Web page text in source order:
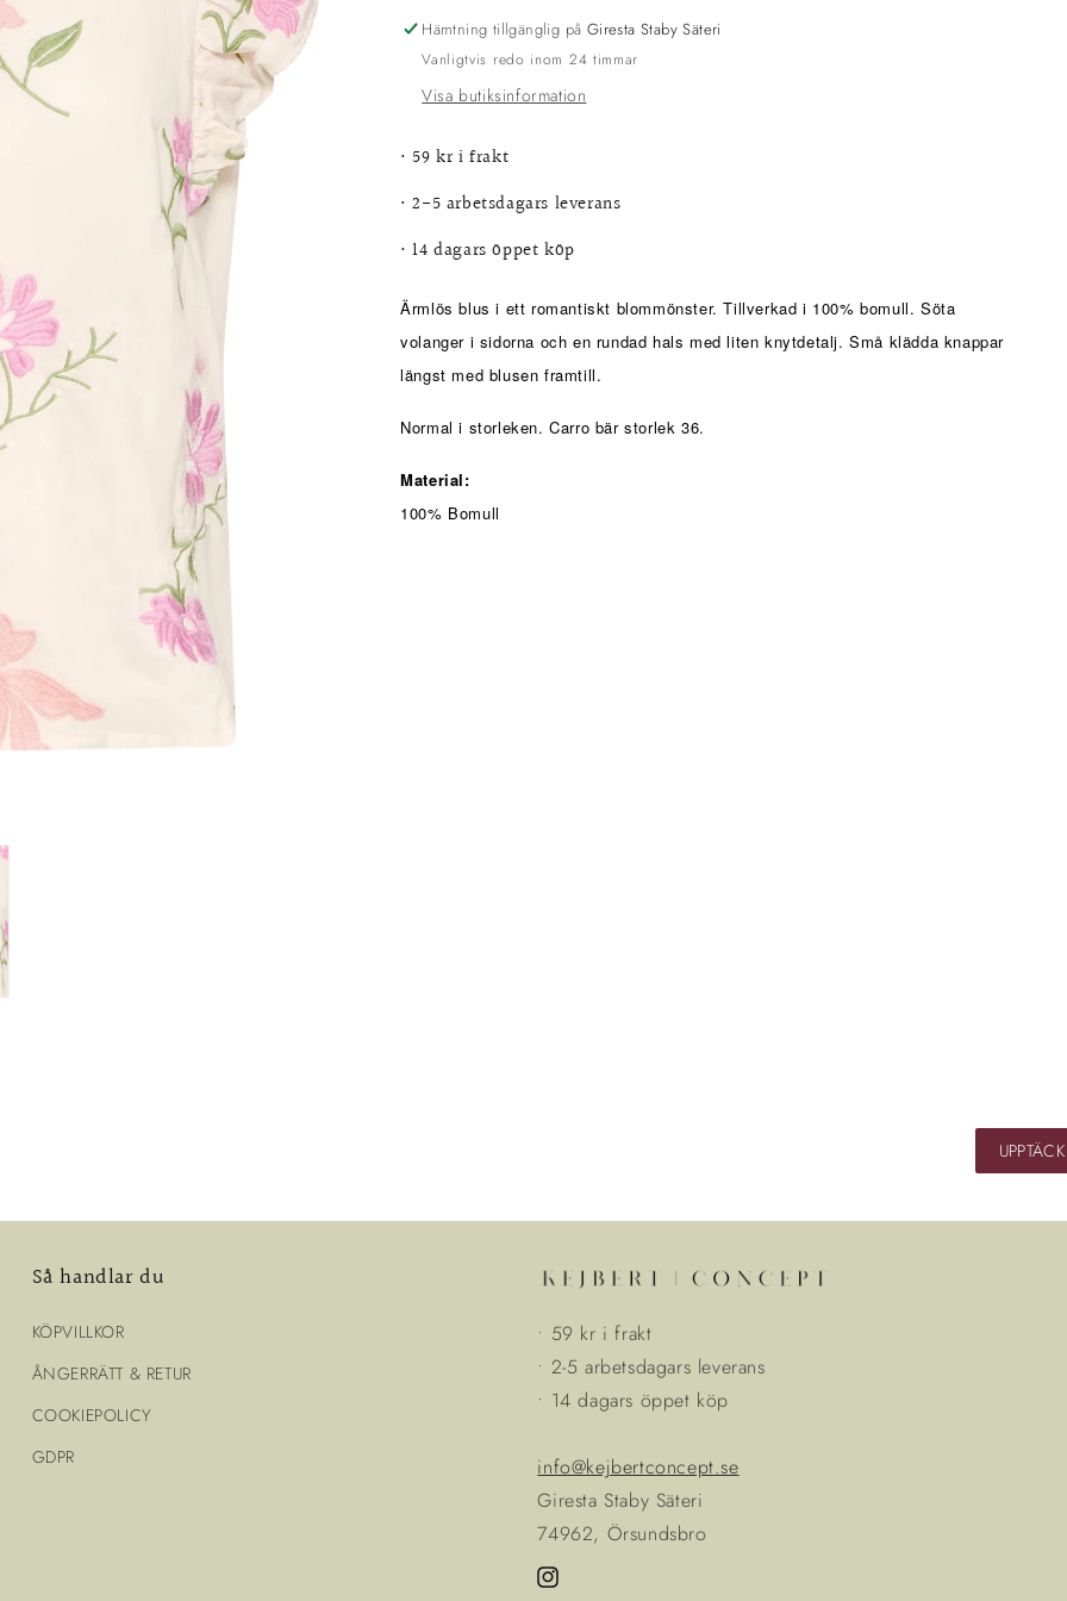
Hämtning tillgänglig på Giresta Staby Säteri
Vanligtvis redo inom 24 timmar
Visa butiksinformation
• 59 kr i frakt
• 2-5 arbetsdagars leverans
• 14 dagars öppet köp
Ärmlös blus i ett romantiskt blommönster. Tillverkad i 100% bomull. Söta
volanger i sidorna och en rundad hals med liten knytdetalj. Små klädda knappar
längst med blusen framtill.
Normal i storleken. Carro bär storlek 36.
Material:
100% Bomull
Så handlar du
KÖPVILLKOR
ÅNGERRÄTT & RETUR
COOKIEPOLICY
GDPR
• 59 kr i frakt
• 2-5 arbetsdagars leverans
• 14 dagars öppet köp
info@kejbertconcept.se
Giresta Staby Säteri
74962, Örsundsbro
Instagram